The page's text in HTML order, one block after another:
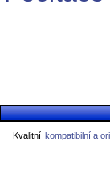
Kvalitní kompatibilní a